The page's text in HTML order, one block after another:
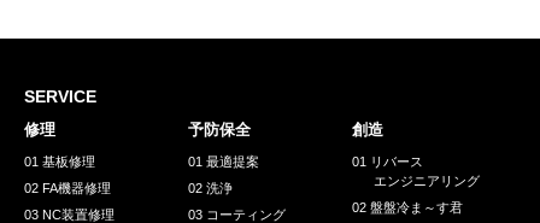
採用情報
GREEN CHALLENGE
環境への取り組み
SERVICE
修理
01 基板修理
02 FA機器修理
03 NC装置修理
予防保全
01 最適提案
02 洗浄
03 コーティング
創造
01 リバース
エンジニアリング
02 盤盤冷ま～す君